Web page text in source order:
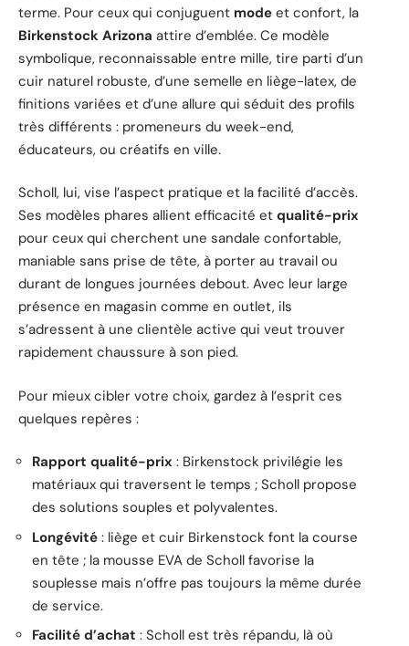
terme. Pour ceux qui conjuguent mode et confort, la
Birkenstock Arizona attire d’emblée. Ce modèle
symbolique, reconnaissable entre mille, tire parti d’un
cuir naturel robuste, d’une semelle en liège-latex, de
finitions variées et d’une allure qui séduit des profils
très différents : promeneurs du week-end,
éducateurs, ou créatifs en ville.
Scholl, lui, vise l’aspect pratique et la facilité d’accès.
Ses modèles phares allient efficacité et qualité-prix
pour ceux qui cherchent une sandale confortable,
maniable sans prise de tête, à porter au travail ou
durant de longues journées debout. Avec leur large
présence en magasin comme en outlet, ils
s’adressent à une clientèle active qui veut trouver
rapidement chaussure à son pied.
Pour mieux cibler votre choix, gardez à l’esprit ces
quelques repères :
Rapport qualité-prix : Birkenstock privilégie les
matériaux qui traversent le temps ; Scholl propose
des solutions souples et polyvalentes.
Longévité : liège et cuir Birkenstock font la course
en tête ; la mousse EVA de Scholl favorise la
souplesse mais n’offre pas toujours la même durée
de service.
Facilité d’achat : Scholl est très répandu, là où